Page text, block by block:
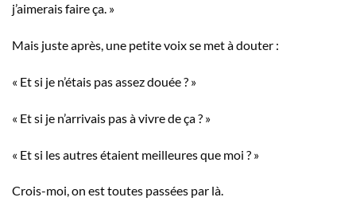
j’aimerais faire ça. »
Mais juste après, une petite voix se met à douter :
« Et si je n’étais pas assez douée ? »
« Et si je n’arrivais pas à vivre de ça ? »
« Et si les autres étaient meilleures que moi ? »
Crois-moi, on est toutes passées par là.